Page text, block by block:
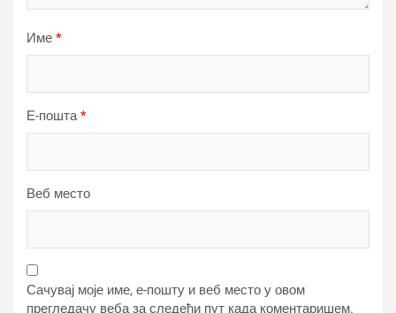
Име *
Е-пошта*
Веб место
Сачувај моје име, е-пошту и веб место у овом
прегледачу веба за следећи пут када коментаришем.